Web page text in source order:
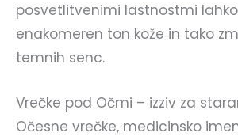
posvetlitvenimi lastnostmi
enakomeren ton kože in tako
temnih senc.
Vrečke pod Očmi – izziv za
Očesne vrečke, medicinsko